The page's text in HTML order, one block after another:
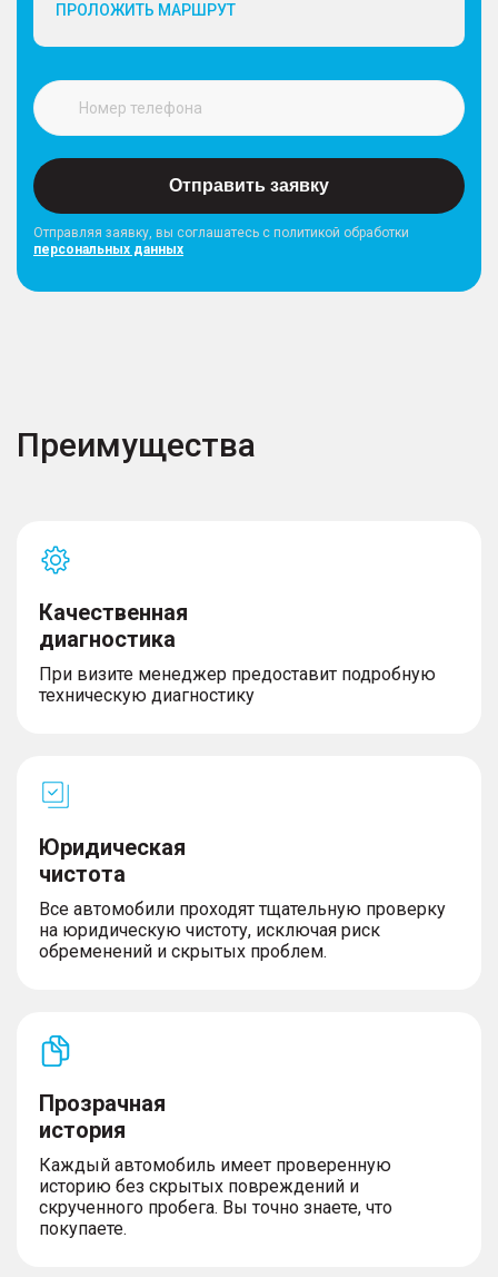
ПРОЛОЖИТЬ МАРШРУТ
Отправить заявку
Отправляя заявку, вы соглашатесь с политикой обработки
персональных данных
Преимущества
Качественная
диагностика
При визите менеджер предоставит подробную
техническую диагностику
Юридическая
чистота
Все автомобили проходят тщательную проверку
на юридическую чистоту, исключая риск
обременений и скрытых проблем.
Прозрачная
история
Каждый автомобиль имеет проверенную
историю без скрытых повреждений и
скрученного пробега. Вы точно знаете, что
покупаете.